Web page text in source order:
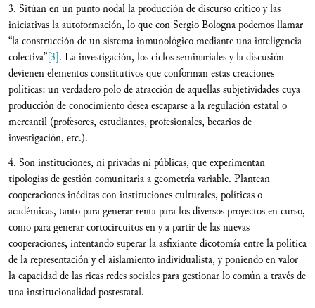
3. Sitúan en un punto nodal la producción de discurso crítico y las
iniciativas la autoformación, lo que con Sergio Bologna podemos llamar
“la construcción de un sistema inmunológico mediante una inteligencia
colectiva”[3]. La investigación, los ciclos seminariales y la discusión
devienen elementos constitutivos que conforman estas creaciones
políticas: un verdadero polo de atracción de aquellas subjetividades cuya
producción de conocimiento desea escaparse a la regulación estatal o
mercantil (profesores, estudiantes, profesionales, becarios de
investigación, etc.).
4. Son instituciones, ni privadas ni públicas, que experimentan
tipologías de gestión comunitaria a geometría variable. Plantean
cooperaciones inéditas con instituciones culturales, políticas o
académicas, tanto para generar renta para los diversos proyectos en curso,
como para generar cortocircuitos en y a partir de las nuevas
cooperaciones, intentando superar la asfixiante dicotomía entre la política
de la representación y el aislamiento individualista, y poniendo en valor
la capacidad de las ricas redes sociales para gestionar lo común a través de
una institucionalidad postestatal.